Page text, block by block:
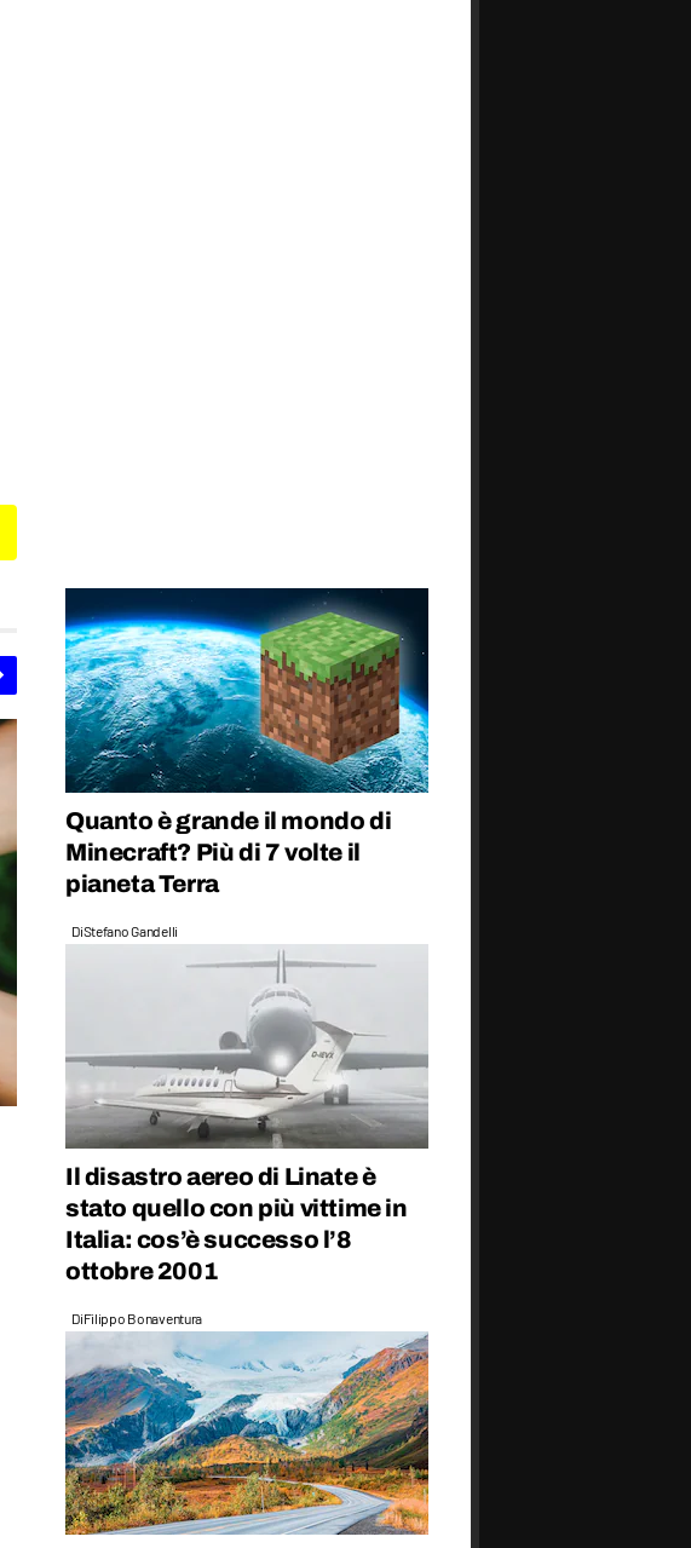
Quanto è grande il mondo di
Minecraft? Più di 7 volte il
pianeta Terra
DiStefano Gandelli
Il disastro aereo di Linate è
stato quello con più vittime in
Italia: cos’è successo l’8
ottobre 2001
DiFilippo Bonaventura